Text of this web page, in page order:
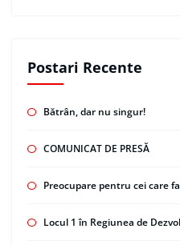
Postari Recente
Bătrân, dar nu singur!
COMUNICAT DE PRESĂ
Preocupare pentru cei care
Locul 1 în Regiunea de